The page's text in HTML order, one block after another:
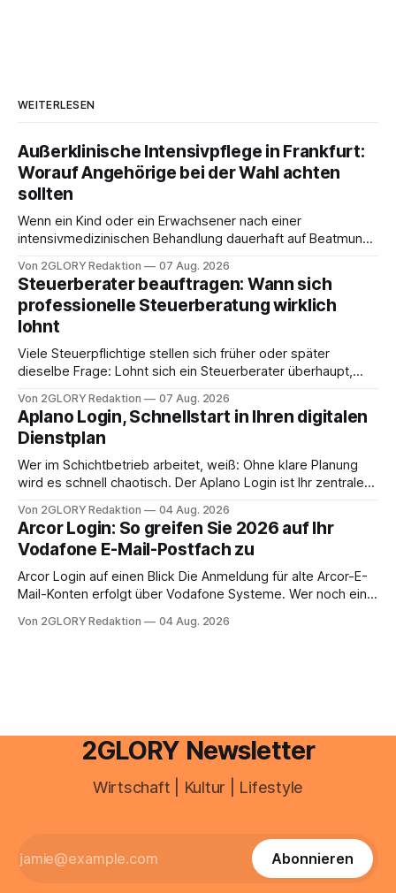
WEITERLESEN
Außerklinische Intensivpflege in Frankfurt:
Worauf Angehörige bei der Wahl achten
sollten
Wenn ein Kind oder ein Erwachsener nach einer
intensivmedizinischen Behandlung dauerhaft auf Beatmung
angewiesen ist, stellt sich für Familien eine schwierige
Frage: Muss die Versorgung dauerhaft in der Klinik bleiben –
oder ist ein Leben zu Hause möglich? Die außerklinische
Intensivpflege bietet genau diese Alternative: Sie
Von 2GLORY Redaktion 07 Aug. 2026
Steuerberater beauftragen: Wann sich
professionelle Steuerberatung wirklich
lohnt
Viele Steuerpflichtige stellen sich früher oder später
dieselbe Frage: Lohnt sich ein Steuerberater überhaupt,
erledigen? Die kurze Antwort: Bei einfachen
Einkommensverhältnissen reicht häufig eine Steuersoftware
aus – sobald jedoch mehrere Einkunftsarten
zusammentreffen oder größere finanzielle Veränderungen
anstehen, zahlt sich professionelle Unterstützung meist
Von 2GLORY Redaktion 07 Aug. 2026
Aplano Login, Schnellstart in Ihren digitalen
Dienstplan
Wer im Schichtbetrieb arbeitet, weiß: Ohne klare Planung
wird es schnell chaotisch. Der Aplano Login ist Ihr zentraler
abwesenheiten und die gesamte kommunikation rund um
Ihr personal digital zu organisieren. In diesem Leitfaden
erfahren Sie alles, was Sie für einen reibungslosen Einstieg
brauchen, von der Registrierung
Von 2GLORY Redaktion 04 Aug. 2026
Arcor Login: So greifen Sie 2026 auf Ihr
Vodafone E-Mail-Postfach zu
Arcor Login auf einen Blick Die Anmeldung für alte Arcor-E-
Mail-Konten erfolgt über Vodafone Systeme. Wer noch eine
besitzt, loggt sich heute über das Vodafone E-Mail & Cloud
Von 2GLORY Redaktion 04 Aug. 2026
2GLORY Newsletter
Wirtschaft | Kultur | Lifestyle
Abonnieren